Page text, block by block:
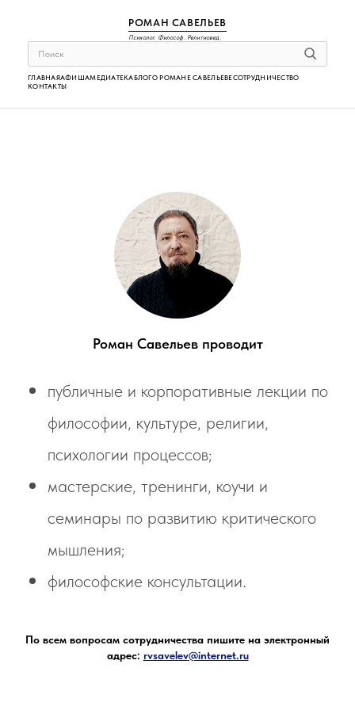
РОМАН САВЕЛЬЕВ
Психолог. Философ. Религиовед.
ГЛАВНАЯАФИШАМЕДИАТЕКАБЛОГО РОМАНЕ САВЕЛЬЕВЕСОТРУДНИЧЕСТВО
КОНТАКТЫ
Роман Савельев проводит
публичные и корпоративные лекции по
философии, культуре, религии,
психологии процессов;
мастерские, тренинги, коучи и
семинары по развитию критического
мышления;
философские консультации.
По всем вопросам сотрудничества пишите на электронный
адрес: rvsavelev@internet.ru